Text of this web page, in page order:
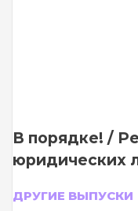
В порядке! /
юридических
ДРУГИЕ ВЫПУСКИ